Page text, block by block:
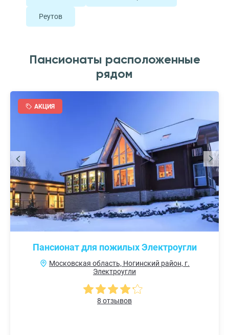
Реутов
Пансионаты расположенные
рядом
АКЦИЯ
Пансионат для пожилых Электроугли
Московская область, Ногинский район, г.
Электроугли
8 отзывов